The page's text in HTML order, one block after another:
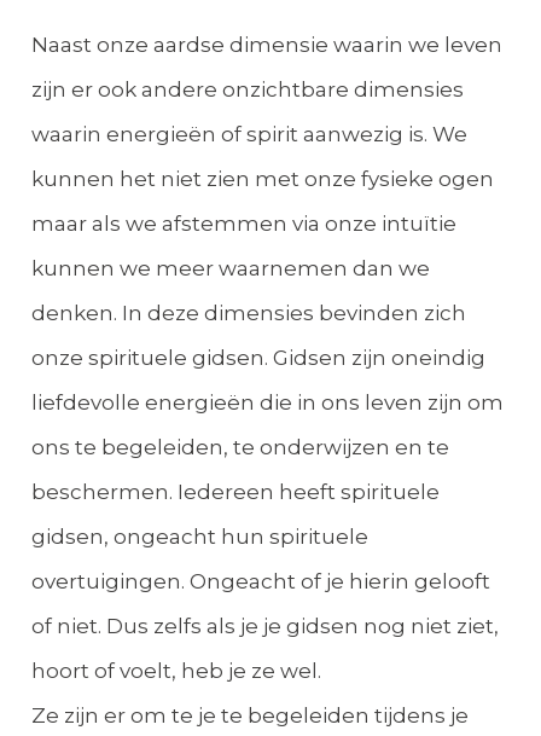
Naast onze aardse dimensie waarin we leven
zijn er ook andere onzichtbare dimensies
waarin energieën of spirit aanwezig is. We
kunnen het niet zien met onze fysieke ogen
maar als we afstemmen via onze intuïtie
kunnen we meer waarnemen dan we
denken. In deze dimensies bevinden zich
onze spirituele gidsen. Gidsen zijn oneindig
liefdevolle energieën die in ons leven zijn om
ons te begeleiden, te onderwijzen en te
beschermen. Iedereen heeft spirituele
gidsen, ongeacht hun spirituele
overtuigingen. Ongeacht of je hierin gelooft
of niet. Dus zelfs als je je gidsen nog niet ziet,
hoort of voelt, heb je ze wel.
Ze zijn er om te je te begeleiden tijdens je